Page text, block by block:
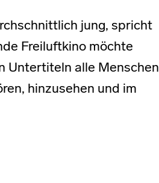
jung, spricht
Freiluftkino möchte
Untertiteln alle Menschen
hinzusehen und im